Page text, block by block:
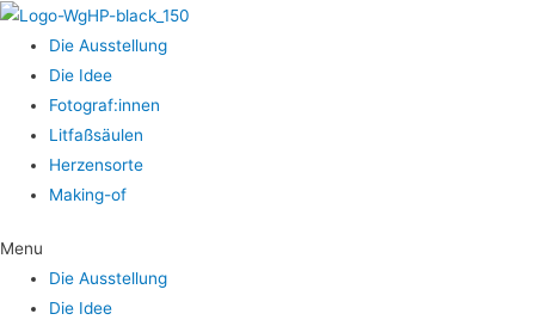
Die Aus­stel­lung
Die Idee
Fotograf:innen
Lit­faß­säu­len
Her­zens­or­te
Making-of
Menu
Die Aus­stel­lung
Die Idee